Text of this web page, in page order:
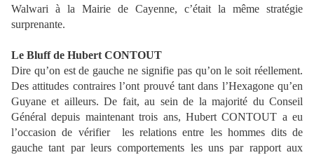
Walwari à la Mairie de Cayenne, c’était la même stratégie
surprenante.
Le Bluff de Hubert CONTOUT
Dire qu’on est de gauche ne signifie pas qu’on le soit réellement.
Des attitudes contraires l’ont prouvé tant dans l’Hexagone qu’en
Guyane et ailleurs. De fait, au sein de la majorité du Conseil
Général depuis maintenant trois ans, Hubert CONTOUT a eu
l’occasion de vérifier les relations entre les hommes dits de
gauche tant par leurs comportements les uns par rapport aux